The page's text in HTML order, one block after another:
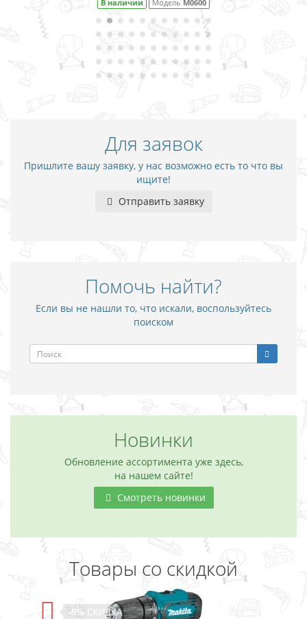
В наличии Модель M0600
Для заявок
Пришлите вашу заявку, у нас возможно есть то что вы
ищите!
Отправить заявку
Помочь найти?
Если вы не нашли то, что искали, воспользуйтесь
поиском
Новинки
Обновление ассортимента уже здесь,
на нашем сайте!
Смотреть новинки
Товары со скидкой
-5% СКИДКА